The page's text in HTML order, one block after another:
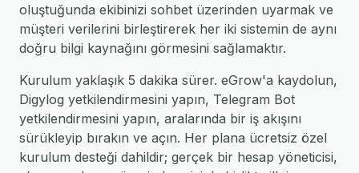
oluştuğunda ekibinizi sohbet üzerinden uyarmak ve
müşteri verilerini birleştirerek her iki sistemin de aynı
doğru bilgi kaynağını görmesini sağlamaktır.
Kurulum yaklaşık 5 dakika sürer. eGrow'a kaydolun,
Digylog yetkilendirmesini yapın, Telegram Bot
yetkilendirmesini yapın, aralarında bir iş akışını
sürükleyip bırakın ve açın. Her plana ücretsiz özel
kurulum desteği dahildir; gerçek bir hesap yöneticisi,